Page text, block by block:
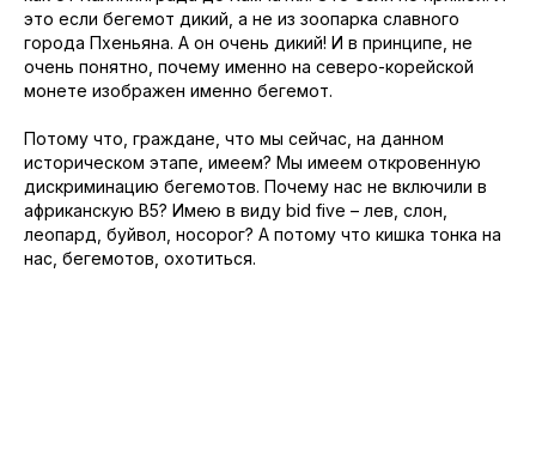
это если бегемот дикий, а не из зоопарка славного
города Пхеньяна. А он очень дикий! И в принципе, не
очень понятно, почему именно на северо-корейской
монете изображен именно бегемот.
Потому что, граждане, что мы сейчас, на данном
историческом этапе, имеем? Мы имеем откровенную
дискриминацию бегемотов. Почему нас не включили в
африканскую В5? Имею в виду bid five – лев, слон,
леопард, буйвол, носорог? А потому что кишка тонка на
нас, бегемотов, охотиться.